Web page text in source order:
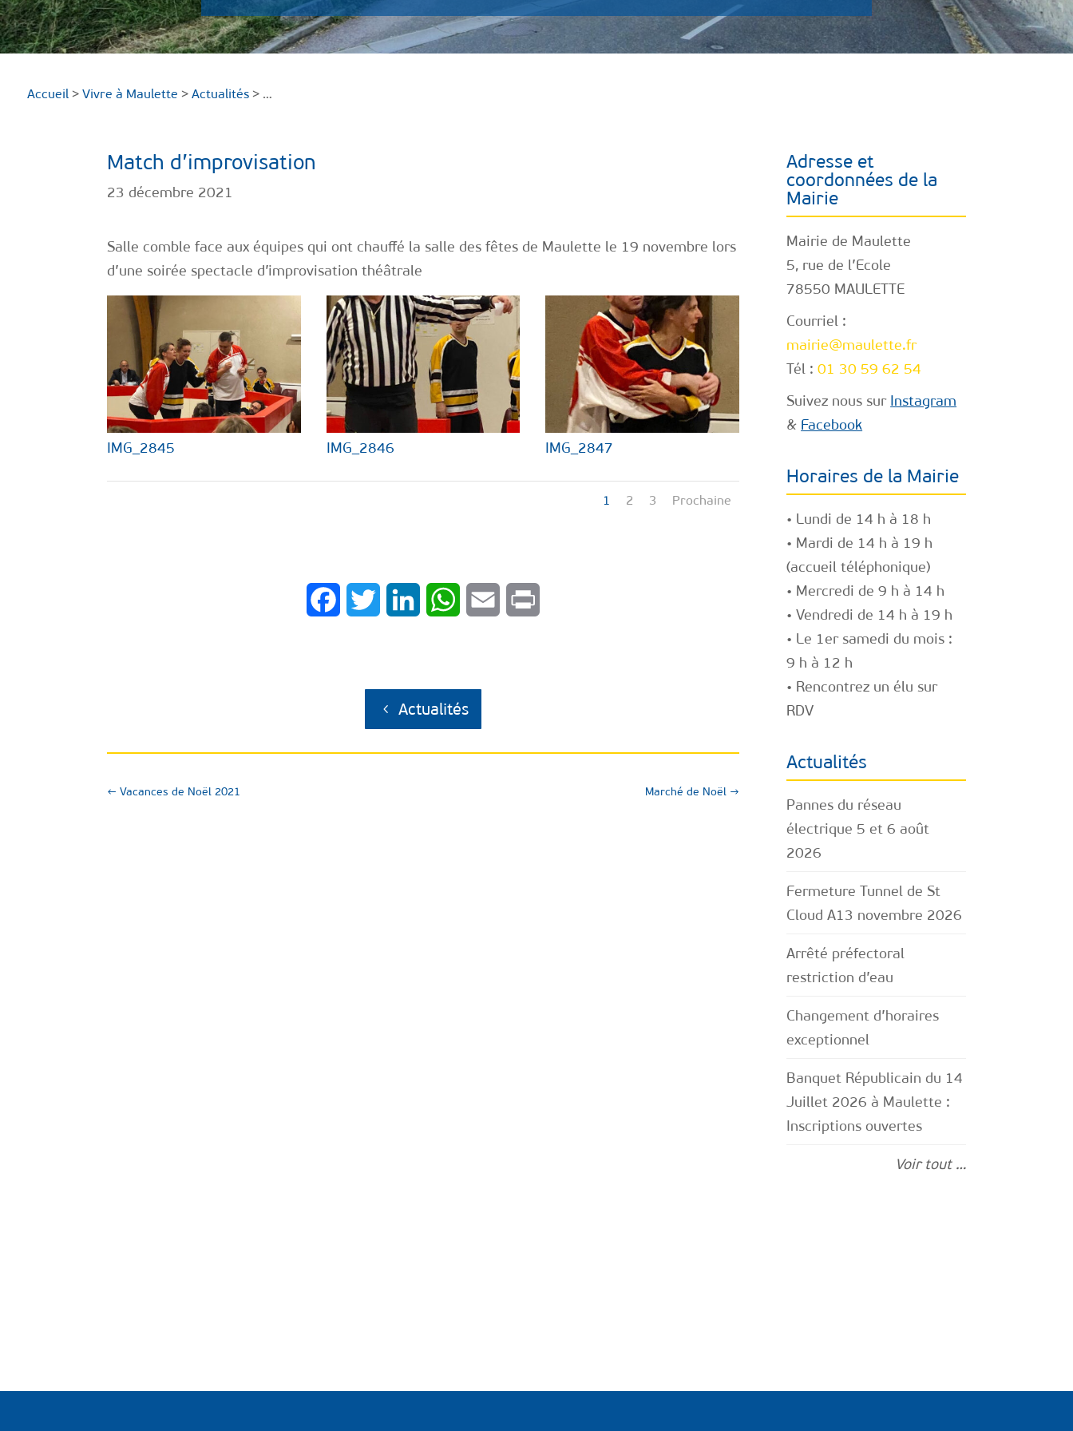
Accueil > Vivre à Maulette > Actualités> …
Match d’improvisation
23 décembre 2021
Salle comble face aux équipes qui ont chauffé la salle des fêtes de Maulette le 19 novembre lors
d’une soirée spectacle d’improvisation théâtrale
IMG_2845 IMG_2846 IMG_2847
1 2 3 Prochaine
FacebookTwitter LinkedIn WhatsAppEmail
Actualités
←Vacances de Noël 2021 Marché de Noël →
Adresse et
coordonnées de la
Mairie
Mairie de Maulette
5, rue de l’Ecole
78550 MAULETTE
Courriel :
mairie@maulette.fr
Tél :01 30 59 62 54
Suivez nous sur Instagram
& Facebook
Horaires de la Mairie
• Lundi de 14 h à 18 h
• Mardi de 14 h à 19 h
(accueil téléphonique)
• Mercredi de 9 h à 14 h
• Vendredi de 14 h à 19 h
• Le 1er samedi du mois :
9 h à 12 h
• Rencontrez un élusur
RDV
Actualités
Pannes du réseau
électrique 5 et 6 août
2026
Fermeture Tunnel de St
Cloud A13 novembre 2026
Arrêté préfectoral
restriction d’eau
Changement d’horaires
exceptionnel
Banquet Républicain du 14
Juillet 2026 à Maulette :
Inscriptions ouvertes
Voir tout …